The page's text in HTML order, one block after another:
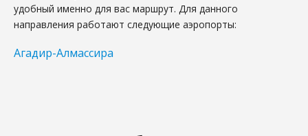
удобный именно для вас маршрут. Для данного
направления работают следующие аэропорты:
Агадир-Алмассира